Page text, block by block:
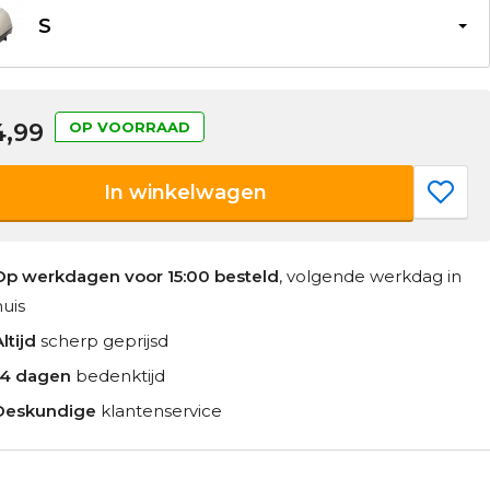
S
OP VOORRAAD
In winkelwagen
werkdagen voor 15:00 besteld, volgende werkdag in
scherp geprijsd
dagen bedenktijd
klantenservice